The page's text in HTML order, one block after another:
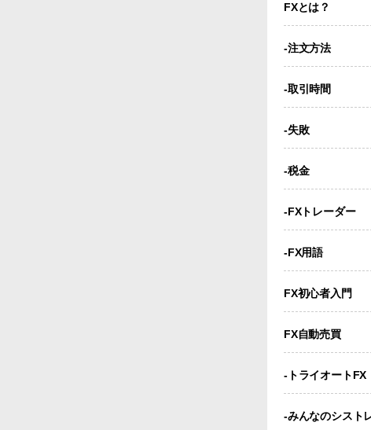
FXとは？
-注文方法
-取引時間
-失敗
-税金
-FXトレーダー
-FX用語
FX初心者入門
FX自動売買
-トライオートFX
-みんなのシスト